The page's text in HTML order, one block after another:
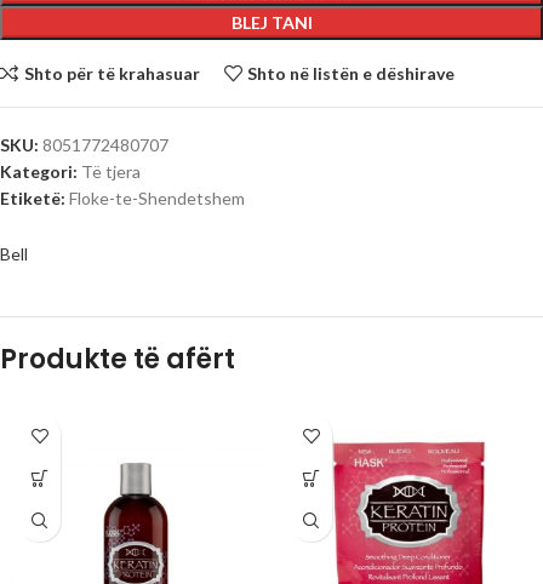
BLEJ TANI
Shto për të krahasuar Shto në listën e dëshirave
SKU: 8051772480707
Kategori: Të tjera
Etiketë: Floke-te-Shendetshem
Bell
Produkte të afërt